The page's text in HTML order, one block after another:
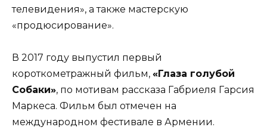
телевидения», а также мастерскую
«продюсирование».
В 2017 году выпустил первый
короткометражный фильм, «Глаза голубой
Собаки», по мотивам рассказа Габриеля Гарсия
Маркеса. Фильм был отмечен на
международном фестивале в Армении.